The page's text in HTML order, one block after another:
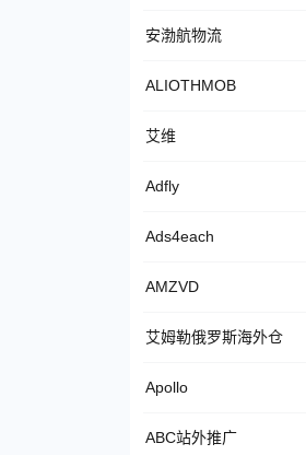
安渤航物流
ALIOTHMOB
艾维
Adfly
Ads4each
AMZVD
艾姆勒俄罗斯海外仓
Apollo
ABC站外推广